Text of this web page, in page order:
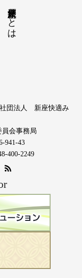
大江戸新座祭りとは
団法人 新座快適み
会事務局
941-43
400-2249